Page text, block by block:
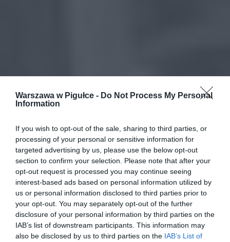
Warszawa w Pigułce - Do Not Process My Personal
Information
If you wish to opt-out of the sale, sharing to third parties, or
processing of your personal or sensitive information for
targeted advertising by us, please use the below opt-out
section to confirm your selection. Please note that after your
opt-out request is processed you may continue seeing
interest-based ads based on personal information utilized by
us or personal information disclosed to third parties prior to
your opt-out. You may separately opt-out of the further
disclosure of your personal information by third parties on the
IAB’s list of downstream participants. This information may
also be disclosed by us to third parties on the IAB’s List of